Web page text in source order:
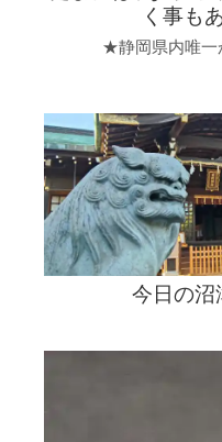
く事も
★静岡県内唯
今日の沼